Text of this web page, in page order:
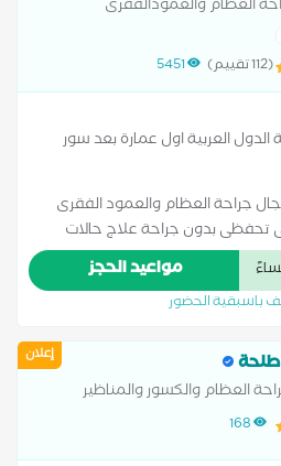
العظام والعمودالفقرى
(112 تقييم) 5451
العربية اول عمارة بعد سور
عام فى مجال جراحة العظام والعمود الفقرى
تحفظى بدون جراحة علاج حالات
و زيت و تبديل مفصل الركبة
و جراحى مناظير الركبة
مواعيد الحجز
باسبقية الحضور
إعلان طلحة
العظام والكسور والمناظير
وعلاج إصابات الملاعب168